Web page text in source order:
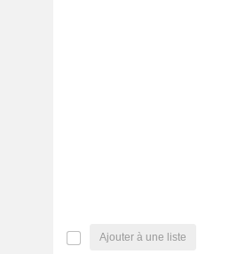
Ajouter à une liste